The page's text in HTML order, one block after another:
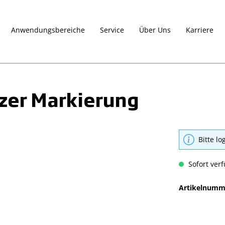
Anwendungsbereiche Service Über Uns Karriere
Markierung
Bitte
Sofort